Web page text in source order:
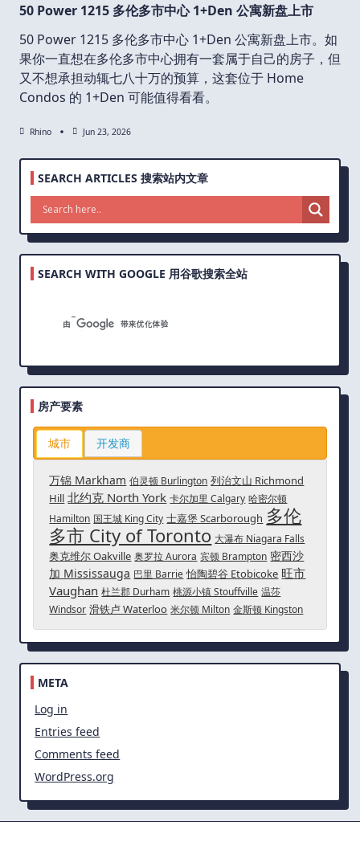
50 Power 1215 多伦多市中心 1+Den 公寓新盘上市
50 Power 1215 多伦多市中心 1+Den 公寓新盘上市。如
果你一直想在多伦多市中心拥有一套属于自己的房子，但
又不想承担动辄七八十万的预算，这套位于 Home
Condos 的 1+Den 可能值得看看。
Rhino Jun 23, 2026
SEARCH ARTICLES 搜索站内文章
SEARCH WITH GOOGLE 用谷歌搜索全站
房产要素
城市 开发商
万锦 Markham 伯灵顿 Burlington 列治文山 Richmond
Hill 北约克 North York 卡尔加里 Calgary 哈密尔顿
Hamilton 国王城 King City 士嘉堡 Scarborough 多伦
多市 City of Toronto 大瀑布 Niagara Falls
奥克维尔 Oakville 奥罗拉 Aurora 宾顿 Brampton 密西沙
加 Mississauga 巴里 Barrie 怡陶碧谷 Etobicoke 旺市
Vaughan 杜兰郡 Durham 桃源小镇 Stouffville 温莎
Windsor 滑铁卢 Waterloo 米尔顿 Milton 金斯顿 Kingston
META
Log in
Entries feed
Comments feed
WordPress.org